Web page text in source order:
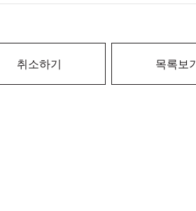
취소하기 목록보